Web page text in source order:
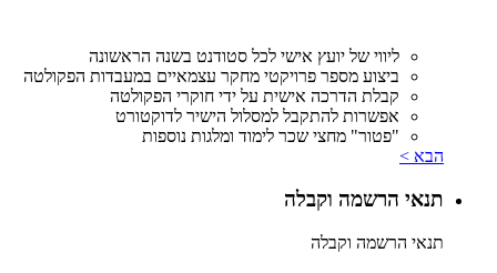
ליווי של יועץ אישי לכל סטודנט בשנה הראשונה
ביצוע מספר פרויקטי מחקר עצמאיים במעבדות הפקולטה
קבלת הדרכה אישית על ידי חוקרי הפקולטה
אפשרות להתקבל למסלול הישיר לדוקטורט
"פטור" מחצי שכר לימוד ומלגות נוספות
הבא >
תנאי הרשמה וקבלה
תנאי הרשמה וקבלה